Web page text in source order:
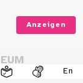
Anzeigen
En